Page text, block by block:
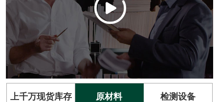
上千万现货库存 原材料 检测设备